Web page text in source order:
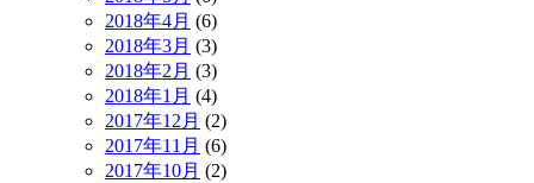
2018年4月 (6)
2018年3月 (3)
2018年2月 (3)
2018年1月 (4)
2017年12月 (2)
2017年11月 (6)
2017年10月 (2)